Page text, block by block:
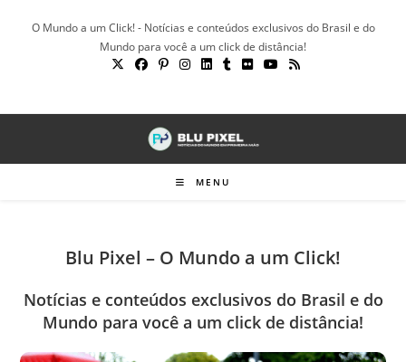
O Mundo a um Click! - Notícias e conteúdos exclusivos do Brasil e do
Mundo para você a um click de distância!
MENU
Blu Pixel – O Mundo a um Click!
Notícias e conteúdos exclusivos do Brasil e do
Mundo para você a um click de distância!